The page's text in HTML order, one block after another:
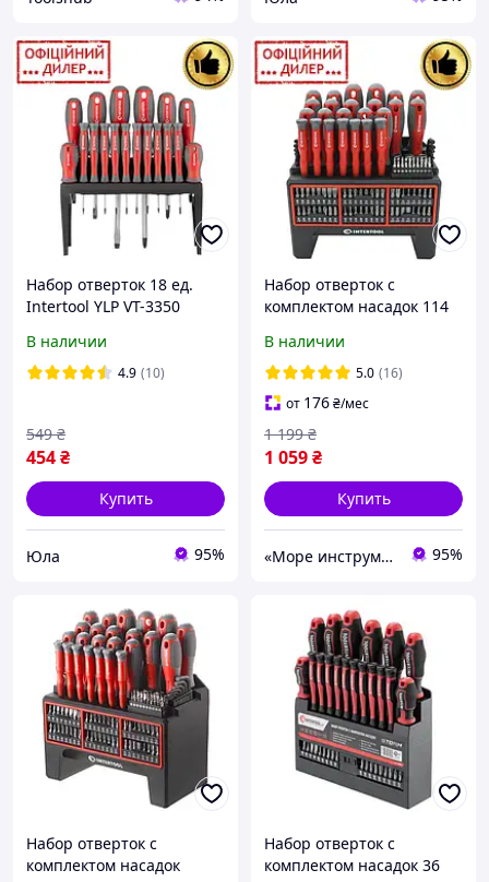
Набор отверток 18 ед.
Intertool YLP VT-3350
В наличии
4.9 (10)
454₴
549 ₴
Купить
Юла 95%
Набор отверток с
комплектом насадок 114
В наличии
5.0 (16)
от 176₴/мес
1 059₴
1 199 ₴
Купить
«Море инструментов» 95%
Набор отверток с
комплектом насадок
Набор отверток с
комплектом насадок 36